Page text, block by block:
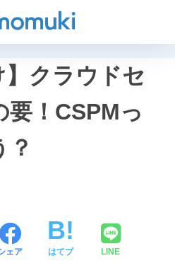
】クラウドセ
！CSPMっ
？
ェア はてブ LINE